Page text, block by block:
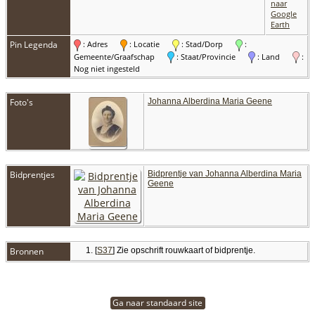
naar
Google
Earth
Pin Legenda : Adres : Locatie : Stad/Dorp
:
Gemeente/Graafschap
: Staat/Provincie : Land
:
Nog niet ingesteld
Foto's Johanna Alberdina Maria Geene
Bidprentjes
Bidprentje van Johanna Alberdina Maria
Geene
Bronnen [S37] Zie opschrift rouwkaart of bidprentje.
Ga naar standaard site